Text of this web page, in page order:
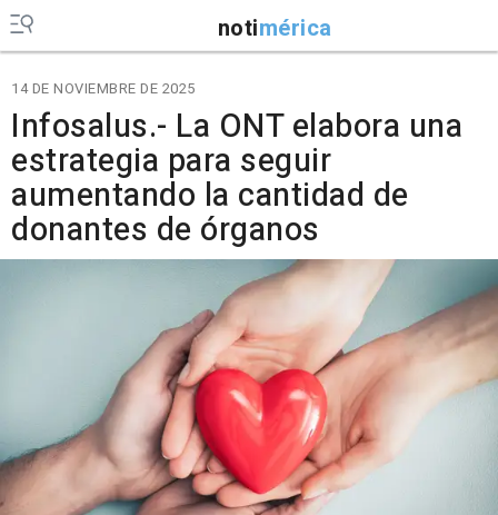
notimérica
14 DE NOVIEMBRE DE 2025
Infosalus.- La ONT elabora una
estrategia para seguir
aumentando la cantidad de
donantes de órganos